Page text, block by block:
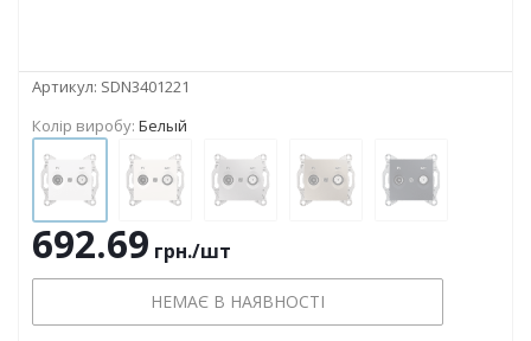
Артикул: SDN3401221
Колір виробу: Белый
692.69 грн./шт
НЕМАЄ В НАЯВНОСТІ